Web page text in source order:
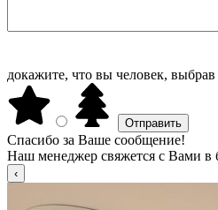
докажите, что вы человек, выбрав
Спасибо за Ваше сообщение!
Наш менеджер свяжется с Вами в